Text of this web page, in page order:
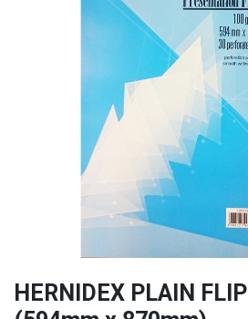
HERNIDEX PLAIN